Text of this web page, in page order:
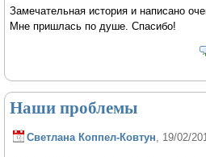
Замечательная история и написано
Мне пришлась по душе. Спасибо!
Наши проблемы
Светлана Коппел-Ковтун, 19/02/